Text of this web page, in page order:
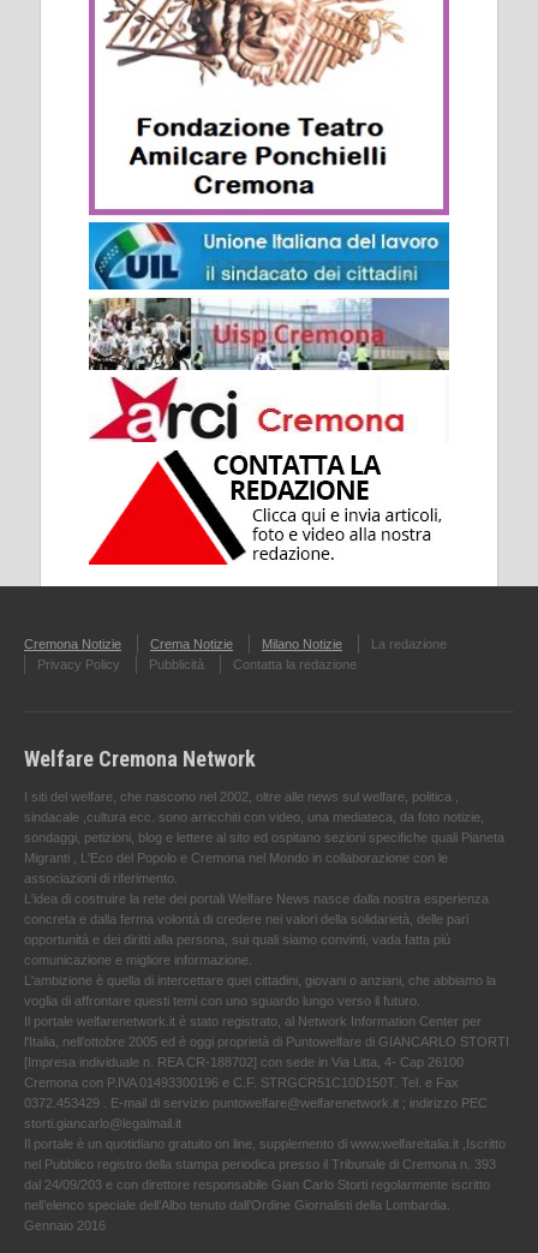
Cremona Notizie Crema Notizie Milano Notizie
La redazione
Privacy Policy
Pubblicità Contatta la redazione
Welfare Cremona Network
I siti del welfare, che nascono nel 2002, oltre alle news sul welfare, politica ,
sindacale ,cultura ecc. sono arricchiti con video, una mediateca, da foto notizie,
sondaggi, petizioni, blog e lettere al sito ed ospitano sezioni specifiche quali Pianeta
Migranti , L'Eco del Popolo e Cremona nel Mondo in collaborazione con le
associazioni di riferimento.
L'idea di costruire la rete dei portali Welfare News nasce dalla nostra esperienza
concreta e dalla ferma volontà di credere nei valori della solidarietà, delle pari
opportunità e dei diritti alla persona, sui quali siamo convinti, vada fatta più
comunicazione e migliore informazione.
L'ambizione è quella di intercettare quei cittadini, giovani o anziani, che abbiamo la
voglia di affrontare questi temi con uno sguardo lungo verso il futuro.
Il portale welfarenetwork.it è stato registrato, al Network Information Center per
l'Italia, nell’ottobre 2005 ed è oggi proprietà di Puntowelfare di GIANCARLO STORTI
[Impresa individuale n. REA CR-188702] con sede in Via Litta, 4- Cap 26100
Cremona con P.IVA 01493300196 e C.F. STRGCR51C10D150T. Tel. e Fax
0372.453429 . E-mail di servizio puntowelfare@welfarenetwork.it ; indirizzo PEC
storti.giancarlo@legalmail.it
Il portale è un quotidiano gratuito on line, supplemento di www.welfareitalia.it ,Iscritto
nel Pubblico registro della stampa periodica presso il Tribunale di Cremona n. 393
dal 24/09/203 e con direttore responsabile Gian Carlo Storti regolarmente iscritto
nell’elenco speciale dell’Albo tenuto dall’Ordine Giornalisti della Lombardia.
Gennaio 2016